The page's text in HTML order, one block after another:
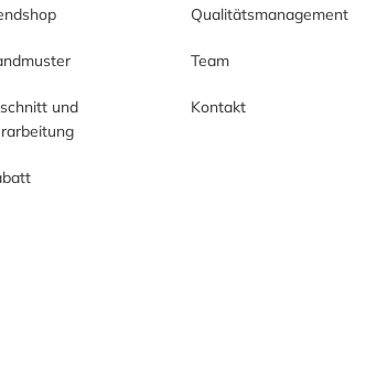
und
Qualitätsmanagement
Team
Kontakt